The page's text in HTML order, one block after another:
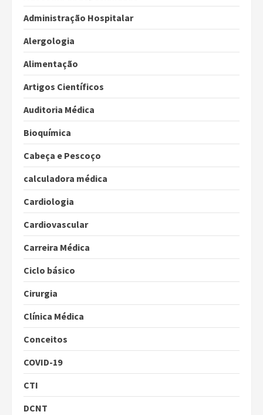
Administração Hospitalar
Alergologia
Alimentação
Artigos Científicos
Auditoria Médica
Bioquímica
Cabeça e Pescoço
calculadora médica
Cardiologia
Cardiovascular
Carreira Médica
Ciclo básico
Cirurgia
Clínica Médica
Conceitos
COVID-19
CTI
DCNT